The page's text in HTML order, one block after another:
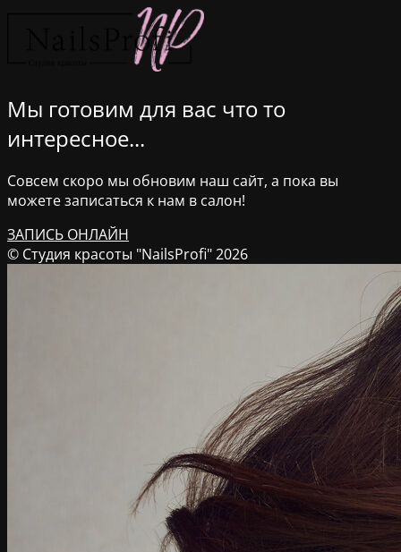
Мы готовим для вас что то
интересное...
Совсем скоро мы обновим наш сайт, а пока вы
можете записаться к нам в салон!
ЗАПИСЬ ОНЛАЙН
© Студия красоты "NailsProfi" 2026